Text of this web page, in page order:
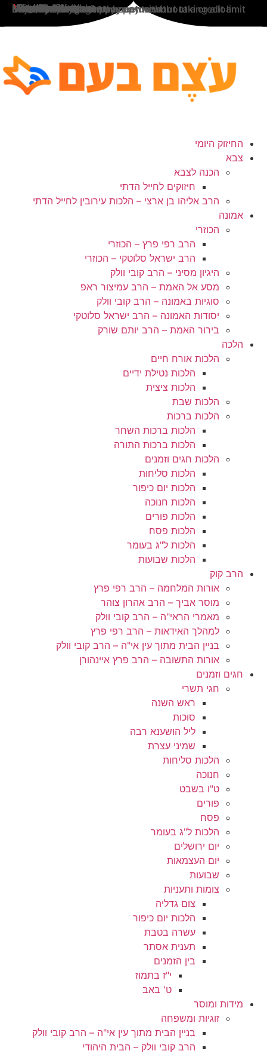
החיזוק היומי
צבא
הכנה לצבא
חיזוקים לחייל הדתי
הרב אליהו בן ארצי – הלכות עירובין לחייל הדתי
אמונה
הכוזרי
הרב רפי פרץ – הכוזרי
הרב ישראל סלוטקי – הכוזרי
היגיון מסיני – הרב קובי וולק
מסע אל האמת – הרב עמיצור ראפ
סוגיות באמונה – הרב קובי וולק
יסודות האמונה – הרב ישראל סלוטקי
בירור האמת – הרב יותם שורק
הלכה
הלכות אורח חיים
הלכות נטילת ידיים
הלכות ציצית
הלכות שבת
הלכות ברכות
הלכות ברכות השחר
הלכות ברכות התורה
הלכות חגים וזמנים
הלכות סליחות
הלכות יום כיפור
הלכות חנוכה
הלכות פורים
הלכות פסח
הלכות ל"ג בעומר
הלכות שבועות
הרב קוק
אורות המלחמה – הרב רפי פרץ
מוסר אביך – הרב אהרון צוהר
מאמרי הראי"ה – הרב קובי וולק
למהלך האידאות – הרב רפי פרץ
בניין הבית מתוך עין אי"ה – הרב קובי וולק
אורות התשובה – הרב פרץ איינהורן
חגים וזמנים
חגי תשרי
ראש השנה
סוכות
ליל הושענא רבה
שמיני עצרת
הלכות סליחות
חנוכה
ט"ו בשבט
פורים
פסח
הלכות ל"ג בעומר
יום ירושלים
יום העצמאות
שבועות
צומות ותעניות
צום גדליה
הלכות יום כיפור
עשרה בטבת
תענית אסתר
בין הזמנים
י"ז בתמוז
ט' באב
מידות ומוסר
זוגיות ומשפחה
בניין הבית מתוך עין אי"ה – הרב קובי וולק
הרב קובי וולק – הבית היהודי
*First Name
*Last Name
*Identity Card
*Telephone
*Email
*City
*Residential Address
Note / Dedication
*Payment Amount
*Enter Amount
Monthly Billing
One-time payment
Unlimited fixed monthly payment
Payments with a frame capture
Monthly installment payments without a credit limit
Monthly mortgage payment without taking a loan